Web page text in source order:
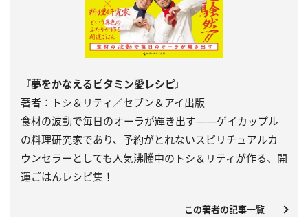
『夢をかなえるビタミン愛レシピ』
著者：トシ＆リティ／セブン＆アイ出版
食材の波動で毎日のオーラが輝き出す――ゲイカップル
の料理研究家であり、予約がとれないスピリチュアルカ
ウンセラーとしても人気沸騰中のトシ＆リティが作る、開
運ごはんレシピ集！
この著者の記事一覧